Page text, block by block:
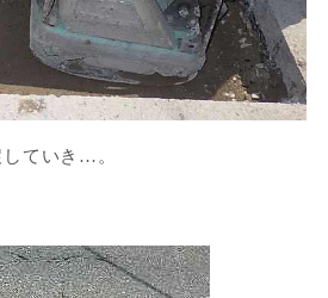
ていき…。